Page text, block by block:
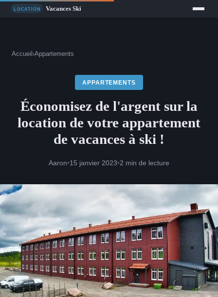
Accueil ›Appartements
APPARTEMENTS
Économisez de l'argent sur la
location de votre appartement
de vacances à ski !
Aaron•15 janvier 2023•2 min de lecture